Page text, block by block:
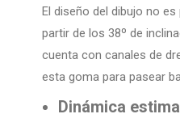
El diseño del dibujo no
partir de los 38º de
cuenta con canales de
esta goma para pasear
Dinámica